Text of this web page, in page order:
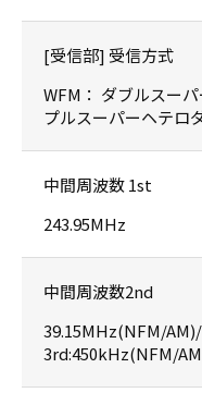
[受信部] 受信方式
WFM： ダブルスー
プルスーパーヘテロ
中間周波数 1st
243.95MHz
中間周波数2nd
39.15MHz(NFM/
3rd:450kHz(NFM/